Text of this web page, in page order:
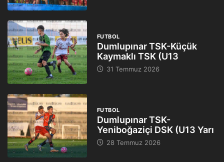
FUTBOL
Dumlupınar TSK-Küçük
Kaymaklı TSK (U13
31 Temmuz 2026
FUTBOL
Dumlupınar TSK-
Yeniboğaziçi DSK (U13 Yarı
28 Temmuz 2026